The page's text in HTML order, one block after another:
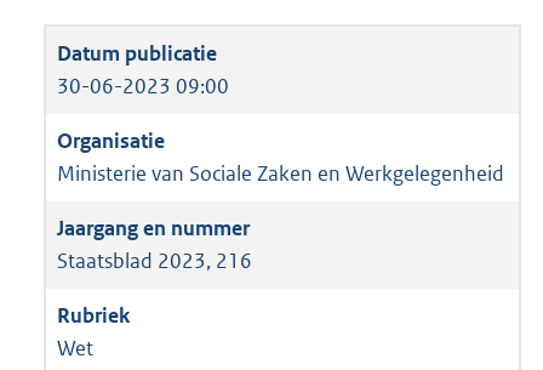
30-06-2023 09:00
Ministerie van Sociale Zaken en Werkgelegenheid
Staatsblad 2023, 216
Wet